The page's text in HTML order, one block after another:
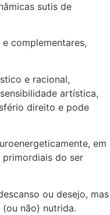
sutis de
complementares,
e racional,
artística,
direito e pode
em
do ser
ou desejo, mas
não) nutrida.